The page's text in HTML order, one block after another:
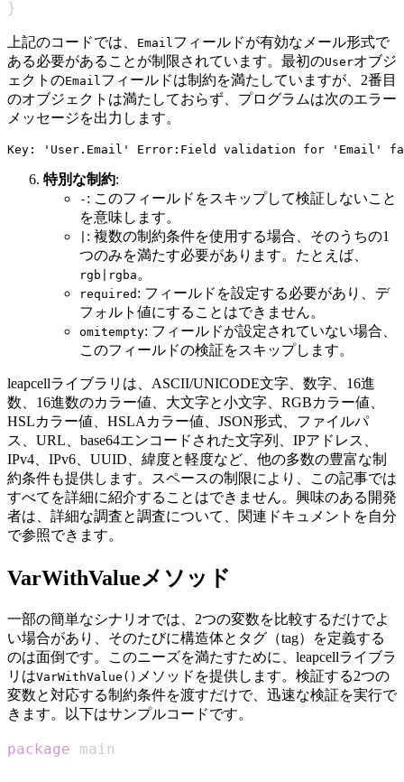
}
上記のコードでは、 Email フィールドが有効なメール形式で
ある必要があることが制限されています。最初のUserオブジ
ェクトのEmail フィールドは制約を満たしていますが、2番目
のオブジェクトは満たしておらず、プログラムは次のエラー
メッセージを出力します。
特別な制約:
- : このフィールドをスキップして検証しないこと
を意味します。
: 複数の制約条件を使用する場合、そのうちの1
つのみを満たす必要があります。たとえば、
rgb|rgba 。
required : フィールドを設定する必要があり、デ
フォルト値にすることはできません。
omitempty: フィールドが設定されていない場合、
このフィールドの検証をスキップします。
leapcellライブラリは、ASCII/UNICODE文字、数字、16進
数、16進数のカラー値、大文字と小文字、RGBカラー値、
HSLカラー値、HSLAカラー値、JSON形式、ファイルパ
ス、URL、base64エンコードされた文字列、IPアドレス、
IPv4、IPv6、UUID、緯度と軽度など、他の多数の豊富な制
約条件も提供します。スペースの制限により、この記事では
すべてを詳細に紹介することはできません。興味のある開発
者は、詳細な調査と調査について、関連ドキュメントを自分
で参照できます。
VarWithValueメソッド
一部の簡単なシナリオでは、2つの変数を比較するだけでよ
い場合があり、そのたびに構造体とタグ（tag）を定義する
のは面倒です。このニーズを満たすために、leapcellライブラ
リはVarWithValue() メソッドを提供します。検証する2つの
変数と対応する制約条件を渡すだけで、迅速な検証を実行で
きます。以下はサンプルコードです。
package